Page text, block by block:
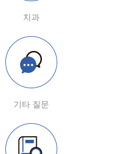
치과
기타 질문